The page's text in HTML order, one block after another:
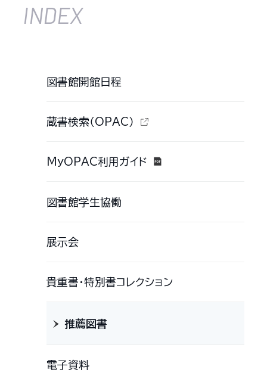
INDEX
図書館開館日程
蔵書検索（OPAC）
MyOPAC利用ガイド
図書館学生協働
展示会
貴重書・特別書コレクション
推薦図書
電子資料